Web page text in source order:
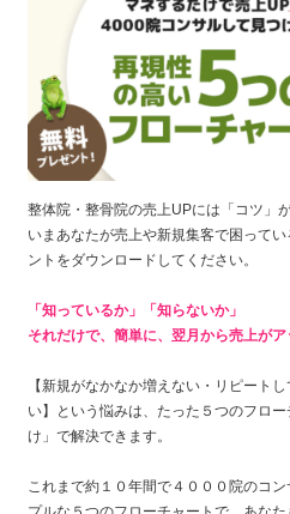
整体院・整骨院の売上UPには「コツ」が
いまあなたが売上や新規集客で困って
ントをダウンロードしてください。
「知っているか」「知らないか」
それだけで、簡単に、翌月から売上がア
【新規がなかなか増えない・ リピート
い】
という悩みは、たった ５つのフロ
け」で解決できます。
これまで約１０年間で４０００院のコ